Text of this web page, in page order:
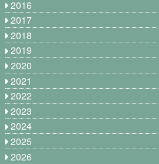
2016
2017
2018
2019
2020
2021
2022
2023
2024
2025
2026